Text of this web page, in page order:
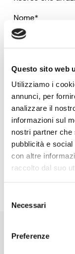
Questo sito web
Utilizziamo i
annunci, per
analizzare il
informazioni sul
nostri partner che
pubblicità e
con altre
raccolto dal suo
delNecessari
Preferenze
Nome*
Ai sensi e per
Regolamento
consenso al
di marketing
trattamento
Iscriviti alla
Stai navigando